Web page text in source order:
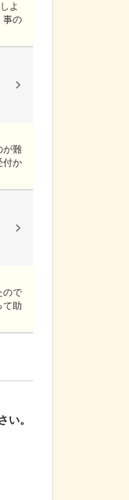
い。
よ
事の
が難
付か
ので
て助